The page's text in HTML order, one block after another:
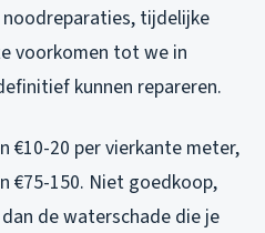
tijdelijke
voorkomen tot we in
kunnen repareren.
€10-20 per vierkante meter,
€75-150. Niet goedkoop,
de waterschade die je